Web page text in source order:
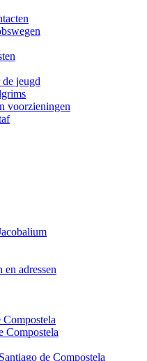
jeugd
voorzieningen
en adressen
Compostela
Compostela
de Compostela